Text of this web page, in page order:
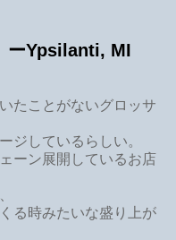
ーYpsilanti, MI
たことがないグロッサ
ジしているらしい。
ーン展開しているお店
る時みたいな盛り上が